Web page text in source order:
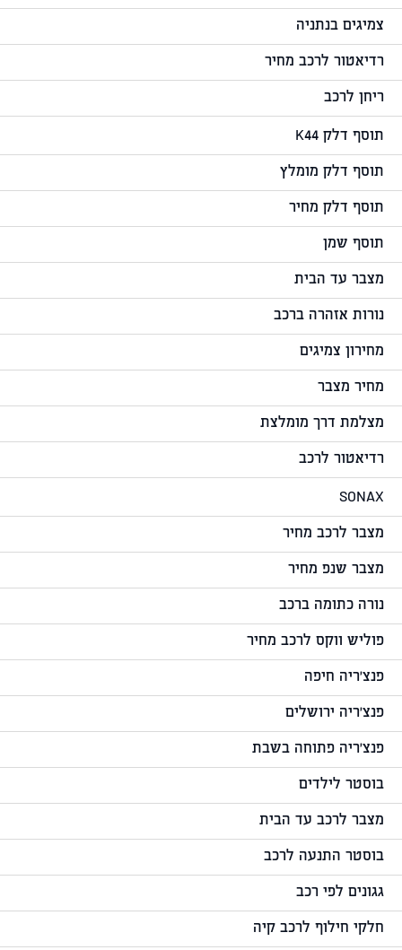
צמיגים בנתניה
רדיאטור לרכב מחיר
ריחן לרכב
תוסף דלק K44
תוסף דלק מומלץ
תוסף דלק מחיר
תוסף שמן
מצבר עד הבית
נורות אזהרה ברכב
מחירון צמיגים
מחיר מצבר
מצלמת דרך מומלצת
רדיאטור לרכב
SONAX
מצבר לרכב מחיר
מצבר שנפ מחיר
נורה כתומה ברכב
פוליש ווקס לרכב מחיר
פנצ'ריה חיפה
פנצ'ריה ירושלים
פנצ'ריה פתוחה בשבת
בוסטר לילדים
מצבר לרכב עד הבית
בוסטר התנעה לרכב
גגונים לפי רכב
חלקי חילוף לרכב קיה